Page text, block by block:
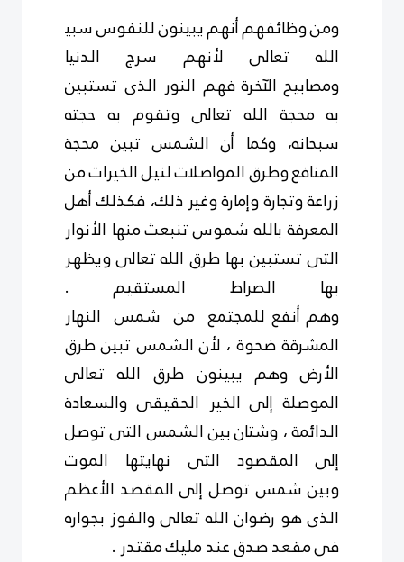
ومن وظائفهم أنهم يبينون للنفوس سبيل
الله تعالى لأنهم سرج الدنيا
ومصابيح الآخرة فهم النور الذى تستبين
به محجة الله تعالى وتقوم به حجته
سبحانه، وكما أن الشمس تبين محجة
المنافع وطرق المواصلات لنيل الخيرات من
زراعة وتجارة وإمارة وغير ذلك، فكذلك أهل
المعرفة بالله شموس تنبعثمنها الأنوار
التى تستبين بها طرق اللهتعالى ويظهر
بها الصراط المستقيم .
وهم أنفع للمجتمع من شمس النهار
المشرقة ضحوة ، لأن الشمس تبينطرق
الأرض وهم يبينون طرق الله تعالى
الموصلة إلى الخير الحقيقى والسعادة
الدائمة ، وشتانبين الشمس التى توصل
إلى المقصود التى نهايتها الموت
وبين شمس توصل إلى المقصد الأعظم
الذى هو رضوان الله تعالى والفوز بجواره
فى مقعد صدق عند مليك مقتدر .